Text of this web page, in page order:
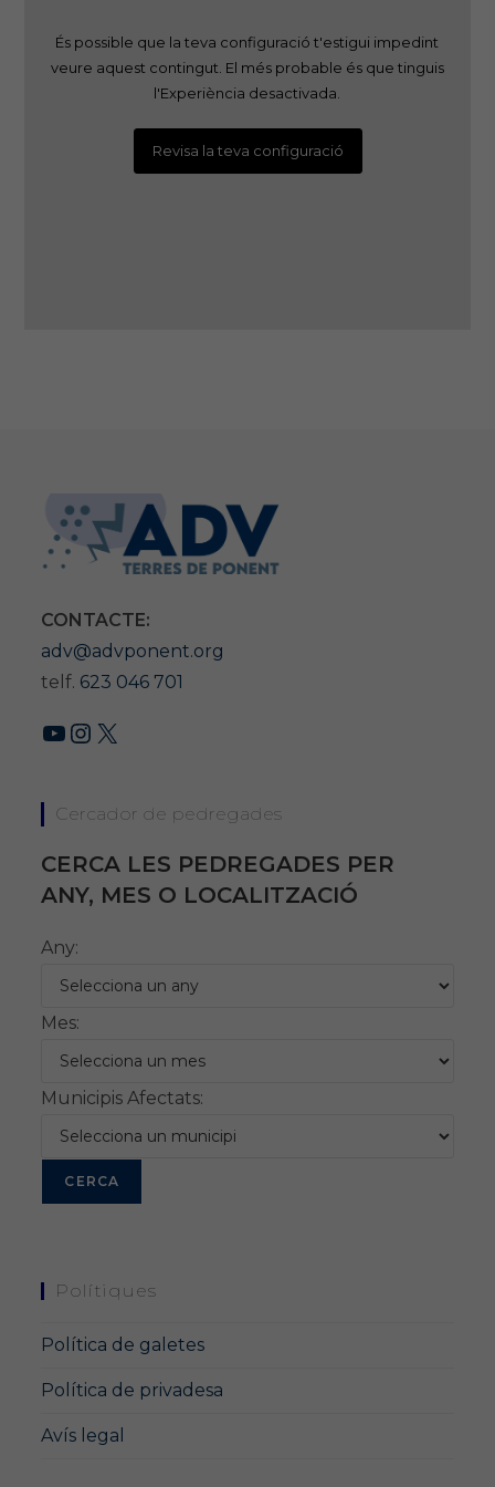
És possible que la teva configuració t'estigui impedint
veure aquest contingut. El més probable és que tinguis
l'Experiència desactivada.
Revisa la teva configuració
CONTACTE:
adv@advponent.org
telf. 623 046 701
YouTube
Instagram
X
Cercador de pedregades
CERCA LES PEDREGADES PER
ANY, MES O LOCALITZACIÓ
Any:
Mes:
Municipis Afectats:
Polítiques
Política de galetes
Política de privadesa
Avís legal